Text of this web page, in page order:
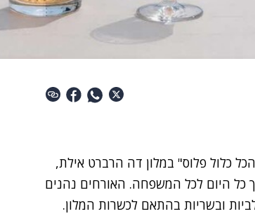
כלול פלוס" במלון דה הרברט אילת,
כל היום לכל המשפחה. האורחים נהנים
עם מגוון מנות חלביות ובשריות בהתאם לכשרות המלון.